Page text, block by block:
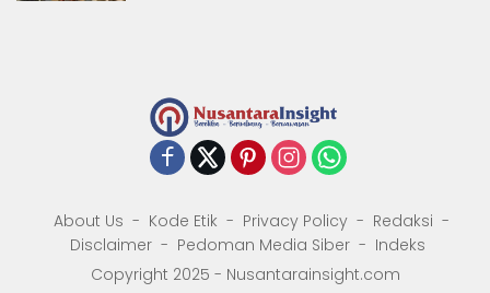
About Us Kode Etik Privacy Policy
Redaksi
Disclaimer
Pedoman Media Siber
Indeks
Copyright 2025 - Nusantarainsight.com